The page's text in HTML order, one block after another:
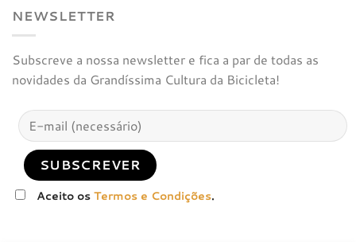
NEWSLETTER
Subscreve a nossa newsletter e fica a par de todas as
novidades da Grandíssima Cultura da Bicicleta!
Aceito osTermos e Condições.